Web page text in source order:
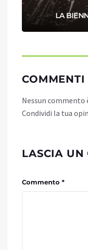
LA
COMMENTI
Nessun
Condividi la tua
LASCIA UN
Commento *